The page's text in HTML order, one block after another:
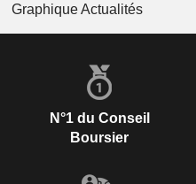
Graphique Actualités
N°1 du Conseil
Boursier